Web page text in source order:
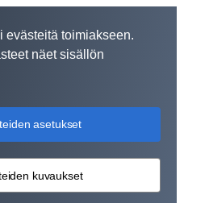
evästeitä toimiakseen.
näet sisällön
asetukset
kuvaukset